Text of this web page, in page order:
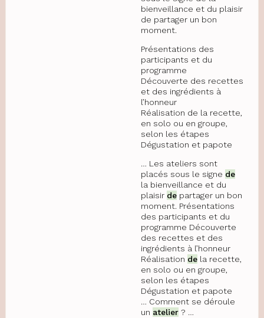
bienveillance et du plaisir
de partager un bon
moment.
Présentations des
participants et du
programme
Découverte des recettes
et des ingrédients à
l’honneur
Réalisation de la recette,
en solo ou en groupe,
selon les étapes
Dégustation et papote
… Les ateliers sont
placés sous le signe de
la bienveillance et du
plaisir de partager un bon
moment. Présentations
des participants et du
programme Découverte
des recettes et des
ingrédients à l’honneur
Réalisation de la recette,
en solo ou en groupe,
selon les étapes
Dégustation et papote
… Comment se déroule
un atelier ? …